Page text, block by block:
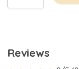
Reviews